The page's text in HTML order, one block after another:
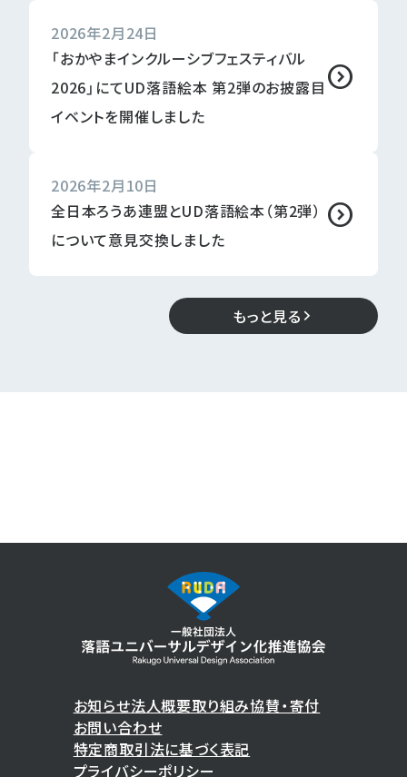
2026年2月24日
「おかやまインクルーシブフェスティバル
2026」にてUD落語絵本 第2弾のお披露目
イベントを開催しました
2026年2月10日
全日本ろうあ連盟とUD落語絵本（第2弾）
について意見交換しました
もっと見る
お知らせ法人概要取り組み協賛・寄付
お問い合わせ
特定商取引法に基づく表記
プライバシーポリシー